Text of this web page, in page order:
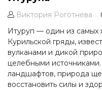
Виктория Роготнева
Итуруп — один из самых
Курильской гряды,
вулканами и дикой
целебными
ландшафтов, природа
восстановить силы и